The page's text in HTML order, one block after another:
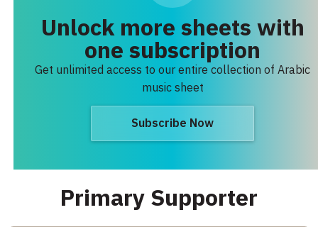
Unlock more sheets with
one subscription
Get unlimited access to our entire collection of Arabic
music sheet
Subscribe Now
Primary Supporter